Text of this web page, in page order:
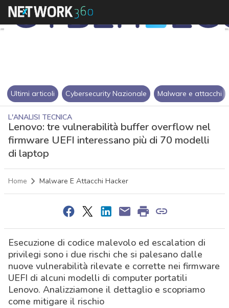
Ultimi articoli Cybersecurity Nazionale Malware e attacchi
L'ANALISI TECNICA
Lenovo: tre vulnerabilità buffer overflow nel
firmware UEFI interessano più di 70 modelli
di laptop
Home Malware E Attacchi Hacker
Esecuzione di codice malevolo ed escalation di
privilegi sono i due rischi che si palesano dalle
nuove vulnerabilità rilevate e corrette nei firmware
UEFI di alcuni modelli di computer portatili
Lenovo. Analizziamone il dettaglio e scopriamo
come mitigare il rischio